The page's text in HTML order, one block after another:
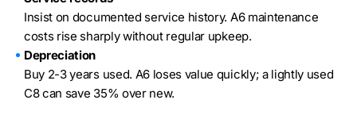
Insist on documented service history. A6 maintenance
costs rise sharply without regular upkeep.
Depreciation
Buy 2-3 years used. A6 loses value quickly; a lightly used
C8 can save 35% over new.